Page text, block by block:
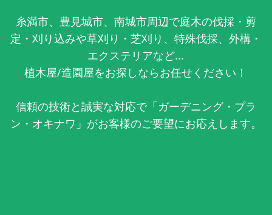
糸満市、豊見城市、南城市周辺で庭木の伐採・剪
定・刈り込みや草刈り・芝刈り、特殊伐採、外構・
エクステリアなど...
植木屋/造園屋をお探しならお任せください！
信頼の技術と誠実な対応で「ガーデニング・プラ
ン・オキナワ」がお客様のご要望にお応えします。